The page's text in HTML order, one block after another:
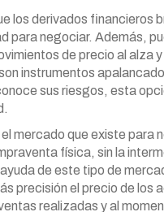
los derivados financieros
para negociar. Además,
de precio al alza y
instrumentos
sus riesgos, esta
mercado que existe para
física, sin la
ayuda de este tipo de
precisión el precio de los
realizadas y al